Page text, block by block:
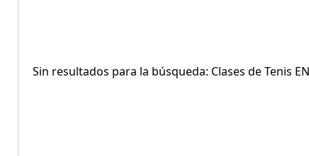
Sin resultados para la búsqueda: Clases de Tenis